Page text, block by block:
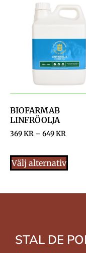
BIOFARMAB
LINFRÖOLJA
369KR – 649KR
Välj alternativ
STAL DE